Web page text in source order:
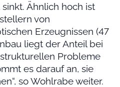
Ähnlich hoch ist
von
Erzeugnissen (47
liegt der Anteil bei
Probleme
es darauf an, sie
so Wohlrabe weiter.